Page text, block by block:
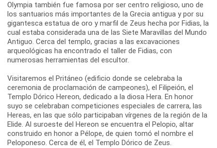
Olympia también fue famosa por ser centro religioso, uno de
los santuarios más importantes de la Grecia antigua y por su
gigantesca estatua de oro y marfil de Zeus hecha por Fidias, la
cual estaba considerada una de las Siete Maravillas del Mundo
Antiguo. Cerca del templo, gracias a las excavaciones
arqueológicas ha encontrado el taller de Fidias, con
numerosas herramientas del escultor.
Visitaremos el Pritáneo (edificio donde se celebraba la
ceremonia de proclamación de campeones), el Filipeión, el
Templo Dórico Hereon, dedicado a la diosa Hera. En honor
suyo se celebraban competiciones especiales de carrera, las
Hereas, en las que sólo participaban vírgenes de la región de la
Elide. Al suroeste del Hereon se encuentra el Pelopio, altar
construido en honor a Pélope, de quien tomó el nombre el
Peloponeso. Cerca de él, el Templo Dórico de Zeus.